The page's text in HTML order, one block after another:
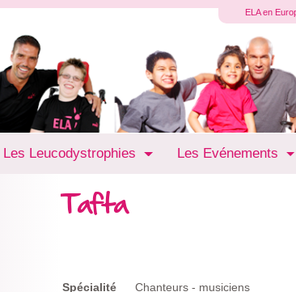
ELA en
Les Leucodystrophies Les Evénements
Tafta
Spécialité Chanteurs - musiciens